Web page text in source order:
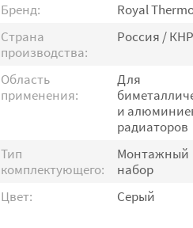
Бренд:
Royal
Страна
производства:
Россия / КНР
Область
применения:
Для
и
радиаторов
Тип
комплектующего:
Монтажный
набор
Цвет:
Серый